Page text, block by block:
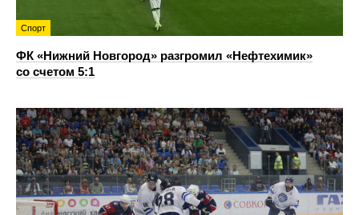
Спорт
ФК «Нижний Новгород» разгромил «Нефтехимик»
со счетом 5:1